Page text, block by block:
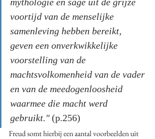
voortijd van de menselijke
samenleving hebben bereikt,
geven een onverkwikkelijke
voorstelling van de
machtsvolkomenheid van de vader
en van de meedogenloosheid
waarmee die macht werd
gebruikt." (p.256)
Freud somt hierbij een aantal voorbeelden uit